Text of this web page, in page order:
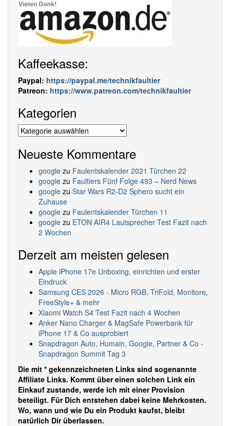
Kaffeekasse:
Paypal: https://paypal.me/technikfaultier
Patreon: https://www.patreon.com/technikfaultier
Kategorien
Kategorien
Neueste Kommentare
google zu Faulentskalender 2021 Türchen 22
google zu Faultiers Fünf Folge 493 – Nerd News
google zu Star Wars R2-D2 Sphero sucht ein
Zuhause
google zu Faulentskalender Türchen 11
google zu ETON AIR4 Lautsprecher Test Fazit nach
2 Wochen
Derzeit am meisten gelesen
Apple iPhone 17e Unboxing, einrichten und erster
Eindruck
Samsung CES 2026 - Micro RGB, TriFold, Monitore,
FreeStyle+ & mehr
Xiaomi Watch S4 Test Fazit nach 4 Wochen
Anker Nano Charger & MagSafe Powerbank für
iPhone 17 & Co ausprobiert
Snapdragon Auto, Humain, Google, Partner & Co -
Snapdragon Summit Tag 3
Die mit * gekennzeichneten Links sind sogenannte
Affiliate Links. Kommt über einen solchen Link ein
Einkauf zustande, werde ich mit einer Provision
beteiligt. Für Dich entstehen dabei keine Mehrkosten.
Wo, wann und wie Du ein Produkt kaufst, bleibt
natürlich Dir überlassen.